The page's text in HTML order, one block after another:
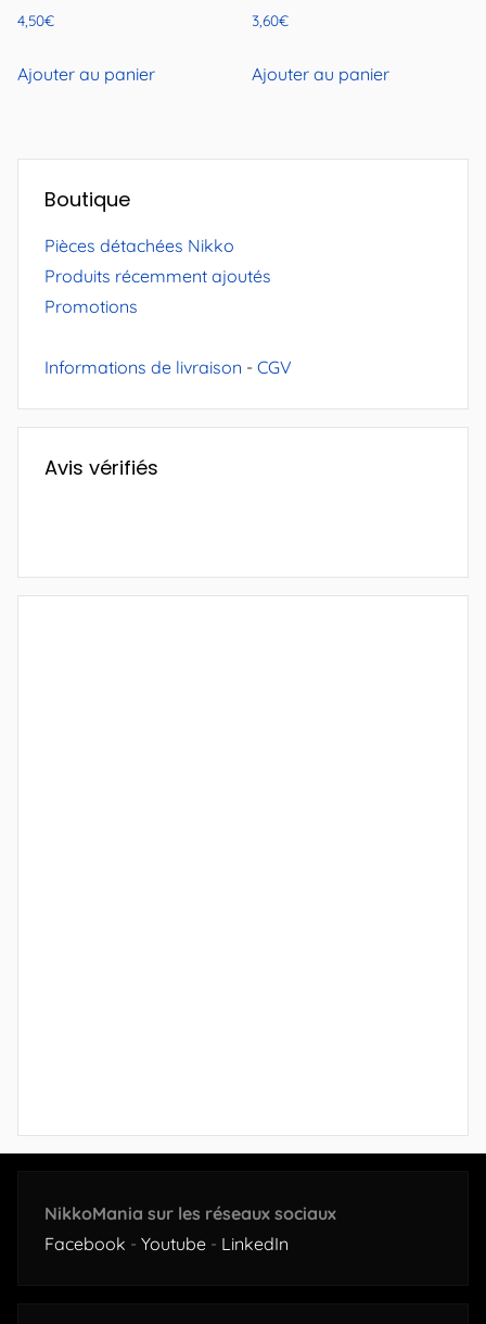
4,50€
Ajouter au panier
3,60€
Ajouter au panier
Boutique
Pièces détachées Nikko
Produits récemment ajoutés
Promotions
Informations de livraison - CGV
Avis vérifiés
NikkoMania sur les réseaux sociaux
Facebook - Youtube - LinkedIn